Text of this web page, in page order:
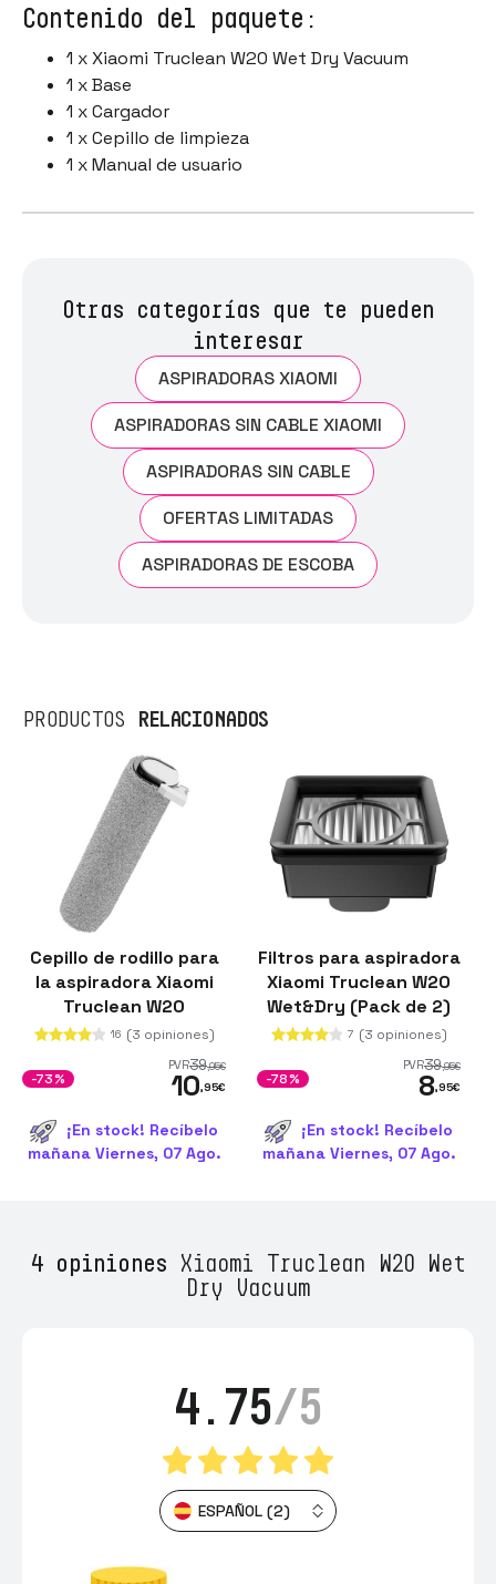
Contenido del paquete:
1 x Xiaomi Truclean W20 Wet Dry Vacuum
1 x Base
1 x Cargador
1 x Cepillo de limpieza
1 x Manual de usuario
Otras categorías que te pueden
interesar
ASPIRADORAS XIAOMI
ASPIRADORAS SIN CABLE XIAOMI
ASPIRADORAS SIN CABLE
OFERTAS LIMITADAS
ASPIRADORAS DE ESCOBA
PRODUCTOS RELACIONADOS
Cepillo de rodillo para
la aspiradora Xiaomi
Truclean W20
Wet&Dry
16 (3 opiniones)
PVR39,95€
10,95€
-73%
¡En stock! Recíbelo
mañana Viernes, 07 Ago.
Filtros para aspiradora
Xiaomi Truclean W20
Wet&Dry (Pack de 2)
7 (3 opiniones)
PVR39,95€
8,95€
-78%
¡En stock! Recíbelo
mañana Viernes, 07 Ago.
4 opiniones Xiaomi Truclean W20 Wet
Dry Vacuum
4.75/5
ESPAÑOL (2)